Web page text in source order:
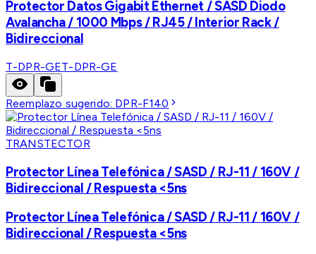
Protector Datos Gigabit Ethernet / SASD Diodo
Avalancha / 1000 Mbps / RJ45 / Interior Rack /
Bidireccional
T-DPR-GET-DPR-GE
Reemplazo sugerido: DPR-F140
TRANSTECTOR
Protector Línea Telefónica / SASD / RJ-11 / 160V /
Bidireccional / Respuesta <5ns
Protector Línea Telefónica / SASD / RJ-11 / 160V /
Bidireccional / Respuesta <5ns